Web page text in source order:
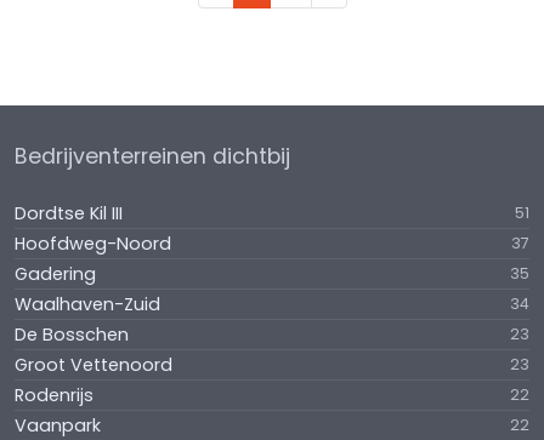
Bedrijventerreinen dichtbij
Dordtse Kil III 51
Hoofdweg-Noord 37
Gadering 35
Waalhaven-Zuid 34
De Bosschen 23
Groot Vettenoord 23
Rodenrijs 22
Vaanpark 22